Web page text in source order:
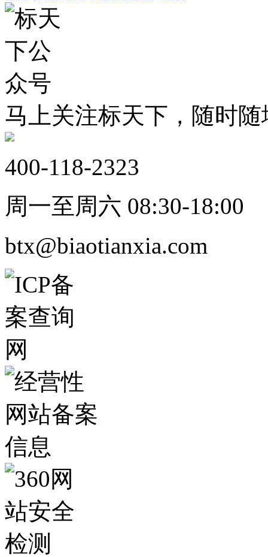
马上关注标天下，随时
400-118-2323
周一至周六 08:30-18:00
btx@biaotianxia.com